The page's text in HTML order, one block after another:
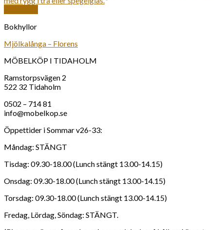
Bokhyllor
Mjölkalånga – Florens
MÖBELKÖP I TIDAHOLM
Ramstorpsvägen 2
522 32 Tidaholm
0502 – 714 81
info@mobelkop.se
Öppettider i Sommar v26-33:
Måndag: STÄNGT
Tisdag: 09.30-18.00 (Lunch stängt 13.00-14.15)
Onsdag: 09.30-18.00 (Lunch stängt 13.00-14.15)
Torsdag: 09.30-18.00 (Lunch stängt 13.00-14.15)
Fredag, Lördag, Söndag: STÄNGT.